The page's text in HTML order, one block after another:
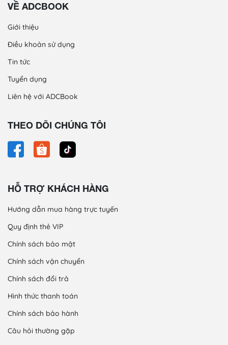
VỀ ADCBOOK
Giới thiệu
Điều khoản sử dụng
Tin tức
Tuyển dụng
Liên hệ với ADCBook
THEO DÕI CHÚNG TÔI
HỖ TRỢ KHÁCH HÀNG
Hướng dẫn mua hàng trực tuyến
Quy định thẻ VIP
Chính sách bảo mật
Chính sách vận chuyển
Chính sách đổi trả
Hình thức thanh toán
Chính sách bảo hành
Câu hỏi thường gặp